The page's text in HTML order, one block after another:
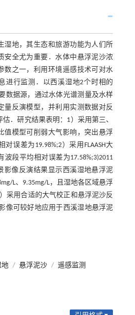
湿地，其生态和旅游功能为人们所
安全尤为重要．水体中悬浮泥沙浓
数之一，利用环境遥感技术可对水
进行监测．以西溪湿地2个时相的
数据源，通过水体光谱测量及水样
量反演模型，并利用实测数据对反
．研究结果表明：1）采用第三、
值模型可削弱大气影响，突出悬浮
误差为19.98%;2）采用FLAASH大
段平均相对误差为17.58%;3)2011
影像反演结果显示西溪湿地悬浮泥
L、9.35mg/L，且湿地各区域悬浮
采用合适的大气校正和悬浮泥沙反
像可较好地应用于西溪湿地悬浮泥
地 / 悬浮泥沙 / 遥感监测